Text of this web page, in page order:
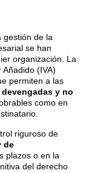
gestión de la
se han
organización. La
(IVA)
permiten a las
y no
como en
riguroso de
de
plazos o en la
del derecho